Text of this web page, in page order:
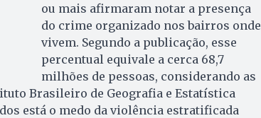
ou mais afirmaram notar a presença
do crime organizado nos bairros onde
vivem. Segundo a publicação, esse
percentual equivale a cerca 68,7
milhões de pessoas, considerando as
Brasileiro de Geografia e Estatística
está o medo da violência estratificada